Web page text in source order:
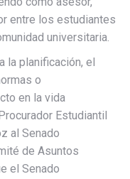
entre los estudiantes
universitaria.
la planificación, el
o
en la vida
Estudiantil
al Senado
de Asuntos
el Senado